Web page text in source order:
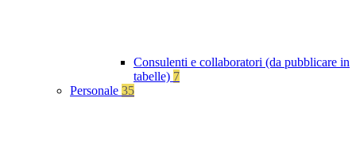
Consulenti e collaboratori (da pubblicare in
tabelle) 7
Personale 35